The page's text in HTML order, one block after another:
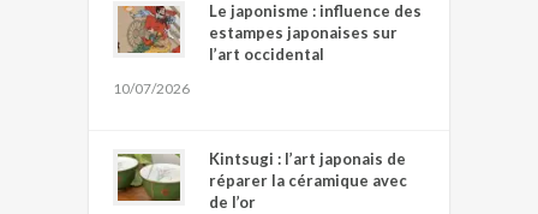
Le japonisme : influence des
estampes japonaises sur
l’art occidental
10/07/2026
Kintsugi : l’art japonais de
réparer la céramique avec
de l’or